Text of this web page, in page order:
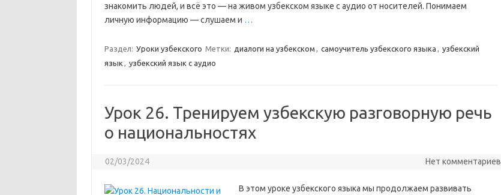
знакомить людей, и всё это — на живом узбекском языке с аудио от носителей. Понимаем
личную информацию — слушаем и …
Раздел: Уроки узбекского Метки: диалоги на узбекском , самоучитель узбекского языка , узбекский
язык , узбекский язык с аудио
Урок 26. Тренируем узбекскую разговорную речь
о национальностях
02/03/2024 Нет комментариев
В этом уроке узбекского языка мы продолжаем развивать